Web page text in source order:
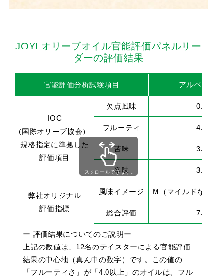
JOYLオリーブオイル官能評価パネルリー
ダーの評価結果
官能評価分析試験項目 アルベキ
IOC
(国際オリーブ協会）
規格指定に準拠した
評価項目
欠点風味 0.0
フルーティ 4.2
苦味 3.1
辛味 3.4
弊社オリジナル
評価指標
風味イメージ M（マイルドな優
総合評価 7.0
スクロールできます。
ー 評価結果についてのご説明ー
上記の数値は、12名のテイスターによる官能評価
結果の中心地（真ん中の数字）です。この値の
「フルーティさ」が「4.0以上」のオイルは、フル